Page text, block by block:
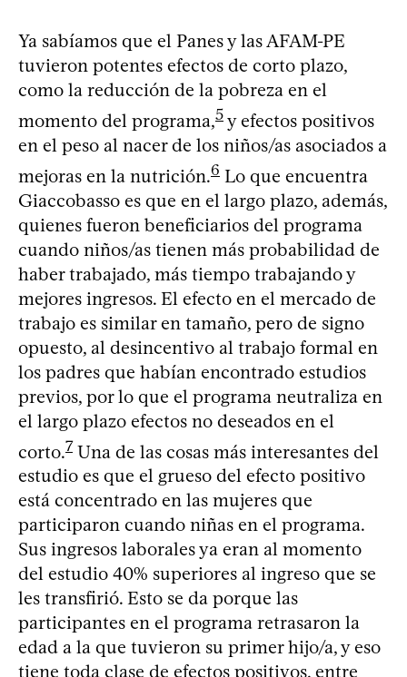
Ya sabíamos que el Panes y las AFAM-PE
tuvieron potentes efectos de corto plazo,
como la reducción de la pobreza en el
momento del programa,5 y efectos positivos
en el peso al nacer de los niños/as asociados a
mejoras en la nutrición.6 Lo que encuentra
Giaccobasso es que en el largo plazo, además,
quienes fueron beneficiarios del programa
cuando niños/as tienen más probabilidad de
haber trabajado, más tiempo trabajando y
mejores ingresos. El efecto en el mercado de
trabajo es similar en tamaño, pero de signo
opuesto, al desincentivo al trabajo formal en
los padres que habían encontrado estudios
previos, por lo que el programa neutraliza en
el largo plazo efectos no deseados en el
corto.7 Una de las cosas más interesantes del
estudio es que el grueso del efecto positivo
está concentrado en las mujeres que
participaron cuando niñas en el programa.
Sus ingresos laborales ya eran al momento
del estudio 40% superiores al ingreso que se
les transfirió. Esto se da porque las
participantes en el programa retrasaron la
edad a la que tuvieron su primer hijo/a, y eso
tiene toda clase de efectos positivos, entre